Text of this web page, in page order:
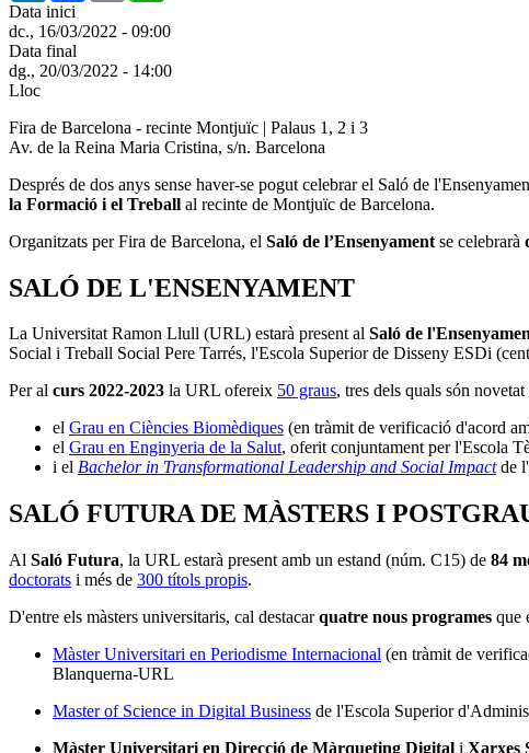
Data inici
dc., 16/03/2022 - 09:00
Data final
dg., 20/03/2022 - 14:00
Lloc
Fira de Barcelona - recinte Montjuïc | Palaus 1, 2 i 3
Av. de la Reina Maria Cristina, s/n. Barcelona
Després de dos anys sense haver-se pogut celebrar el Saló de
la Formació i el Treball al recinte de Montjuïc de Barcelona.
Organitzats per Fira de Barcelona, el Saló de l’Ensenyament se celebrarà
SALÓ DE L'ENSENYAMENT
La Universitat Ramon Llull (URL) estarà present al Saló de
Social i Treball Social Pere Tarrés, l'Escola Superior de Disseny ESDi
Per al curs 2022-2023 la URL ofereix 50 graus, tres dels quals són
el Grau en Ciències Biomèdiques (en tràmit de verificació d'acord
el Grau en Enginyeria de la Salut, oferit conjuntament per l'Escola
i el Bachelor in Transformational Leadership and Social Impactde
SALÓ FUTURA DE MÀSTERS I
Al Saló Futura, la URL estarà present amb un estand (núm. C15) de 84
doctorats i més de 300 títols propis.
D'entre els màsters universitaris, cal destacarquatre nous programes que
Màster Universitari en Periodisme Internacional (en tràmit de
Blanquerna-URL
Master of Science in Digital Business de l'Escola Superior
Màster Universitari en Direcció de Màrqueting Digital i Xarxes